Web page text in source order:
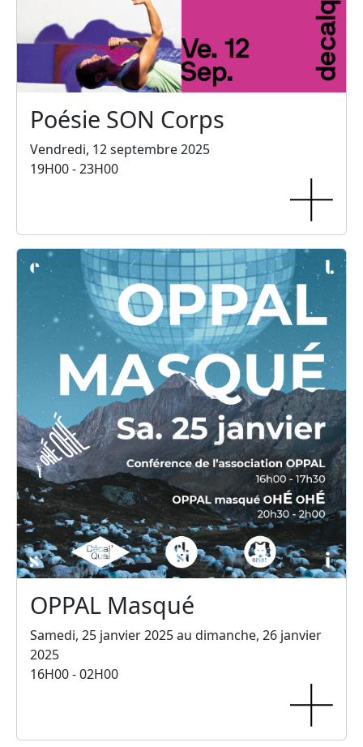
Poésie SON Corps
Vendredi, 12 septembre 2025
19H00 - 23H00
OPPAL Masqué
Samedi, 25 janvier 2025 au dimanche, 26 janvier
2025
16H00 - 02H00